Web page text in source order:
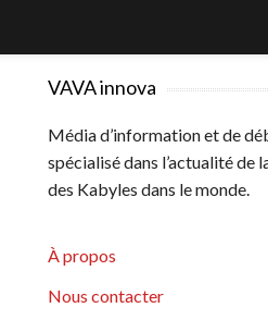
VAVA innova
Média d’information et de
spécialisé dans l’actualité de
des Kabyles dans le monde.
À propos
Nous contacter